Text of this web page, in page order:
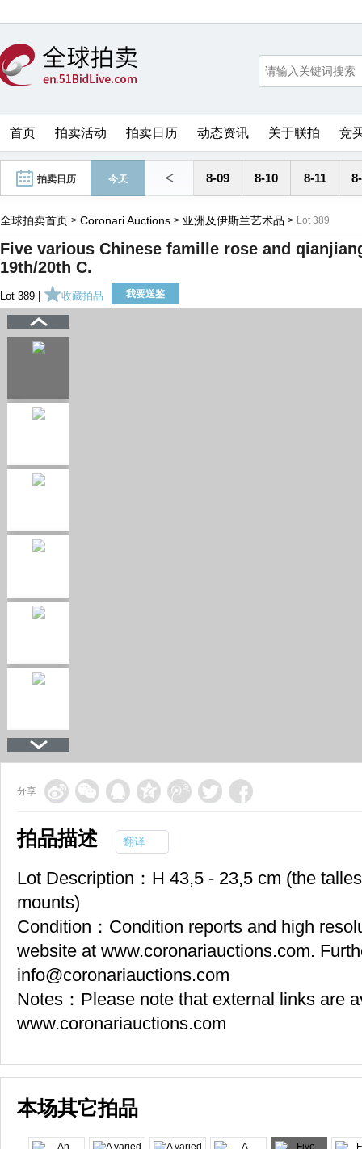
首页 拍卖活动 拍卖日历 动态资讯 关于联拍 竞
拍卖日历 今天 < 8-09 8-10 8-11
全球拍卖首页 > Coronari Auctions > 亚洲及伊斯兰艺术品 > Lot 389
Five various Chinese famille rose and
19th/20th C.
Lot 389 | 收藏拍品 我要送鉴
分享
拍品描述 翻译
Lot Description：H 43,5 - 23,5 cm (the
mounts)
Condition：Condition reports and high
website at www.coronariauctions.com.
info@coronariauctions.com
Notes：Please note that external links are
www.coronariauctions.com
本场其它拍品